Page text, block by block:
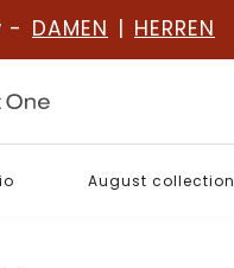
- DAMEN | HERREN
August collection